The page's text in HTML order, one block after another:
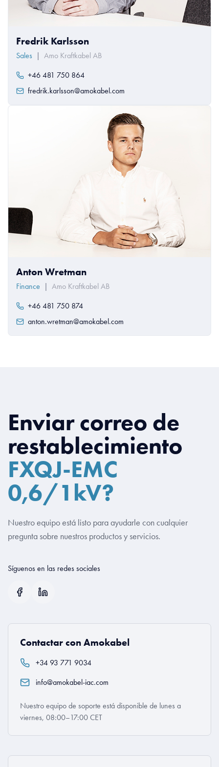
Fredrik Karlsson
Sales | Amo Kraftkabel AB
+46 481 750 864
fredrik.karlsson@amokabel.com
Anton Wretman
Finance | Amo Kraftkabel AB
+46 481 750 874
anton.wretman@amokabel.com
Enviar correo de
restablecimiento
FXQJ-EMC
0,6/1kV?
Nuestro equipo está listo para ayudarle con cualquier
pregunta sobre nuestros productos y servicios.
Síguenos en las redes sociales
Contactar con Amokabel
+34 93 771 9034
info@amokabel-iac.com
Nuestro equipo de soporte está disponible de lunes a
viernes, 08:00–17:00 CET